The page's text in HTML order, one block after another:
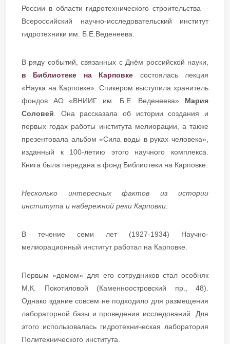
России в области гидротехнического строительства –
Всероссийский научно-исследовательский институт
гидротехники им. Б.Е.Веденеева.
В ряду событий, связанных с Днём российской науки,
в Библиотеке на Карповке состоялась лекция
«Наука на Карповке». Спикером выступила хранитель
фондов АО «ВНИИГ им. Б.Е. Веденеева» Мария
Соловей . Она рассказала об истории создания и
первых годах работы института мелиорации, а также
презентовала альбом «Сила воды в руках человека»,
изданный к 100-летию этого научного комплекса.
Книга была передана в фонд Библиотеки на Карповке.
Несколько интересных фактов из истории
института и набережной реки Карповки:
В течение семи лет (1927-1934) Научно-
мелиорационный институт работал на Карповке.
Первым «домом» для его сотрудников стал особняк
М.К. Покотиловой (Каменноостровский пр., 48).
Однако здание совсем не подходило для размещения
лабораторной базы и проведения исследований. Для
этого использовалась гидротехническая лаборатория
Политехнического института.